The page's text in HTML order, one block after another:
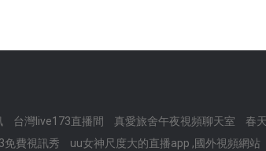
台灣live173直播間 真愛旅舍午夜視頻聊天室 春
免費視訊秀
uu女神尺度大的直播app ,國外視頻網站